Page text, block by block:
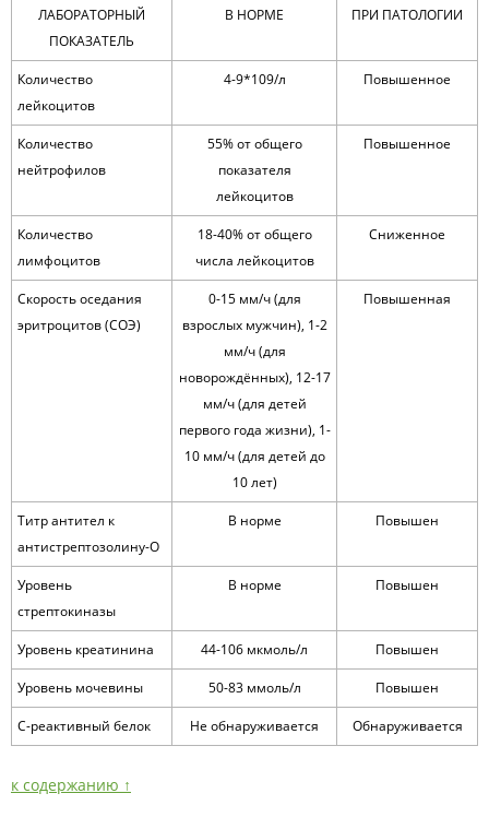
ЛАБОРАТОРНЫЙ
ПОКАЗАТЕЛЬ
В НОРМЕ ПРИ ПАТОЛОГИИ
Количество
лейкоцитов
4-9*109/л Повышенное
Количество
нейтрофилов
55% от общего
показателя
лейкоцитов
Повышенное
Количество
лимфоцитов
18-40% от общего
числа лейкоцитов
Сниженное
Скорость оседания
эритроцитов (СОЭ)
0-15 мм/ч (для
взрослых мужчин), 1-2
мм/ч (для
новорождённых), 12-17
мм/ч (для детей
первого года жизни), 1-
10 мм/ч (для детей до
10 лет)
Повышенная
Титр антител к
антистрептозолину-О
В норме Повышен
Уровень
стрептокиназы
В норме Повышен
Уровень креатинина 44-106 мкмоль/л Повышен
Уровень мочевины 50-83 ммоль/л Повышен
C-реактивный белок Не обнаруживается Обнаруживается
к содержанию ↑